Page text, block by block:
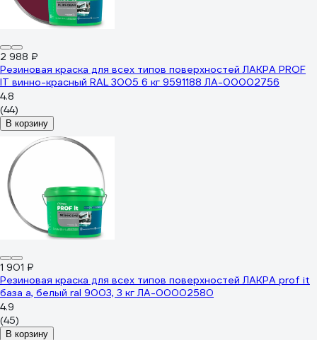
2 988 ₽
Резиновая краска для всех типов поверхностей ЛАКРА PROF
IT винно-красный RAL 3005 6 кг 9591188 ЛА-00002756
4.8
(44)
В корзину
1 901 ₽
Резиновая краска для всех типов поверхностей ЛАКРА prof it
база а, белый ral 9003, 3 кг ЛА-00002580
4.9
(45)
В корзину